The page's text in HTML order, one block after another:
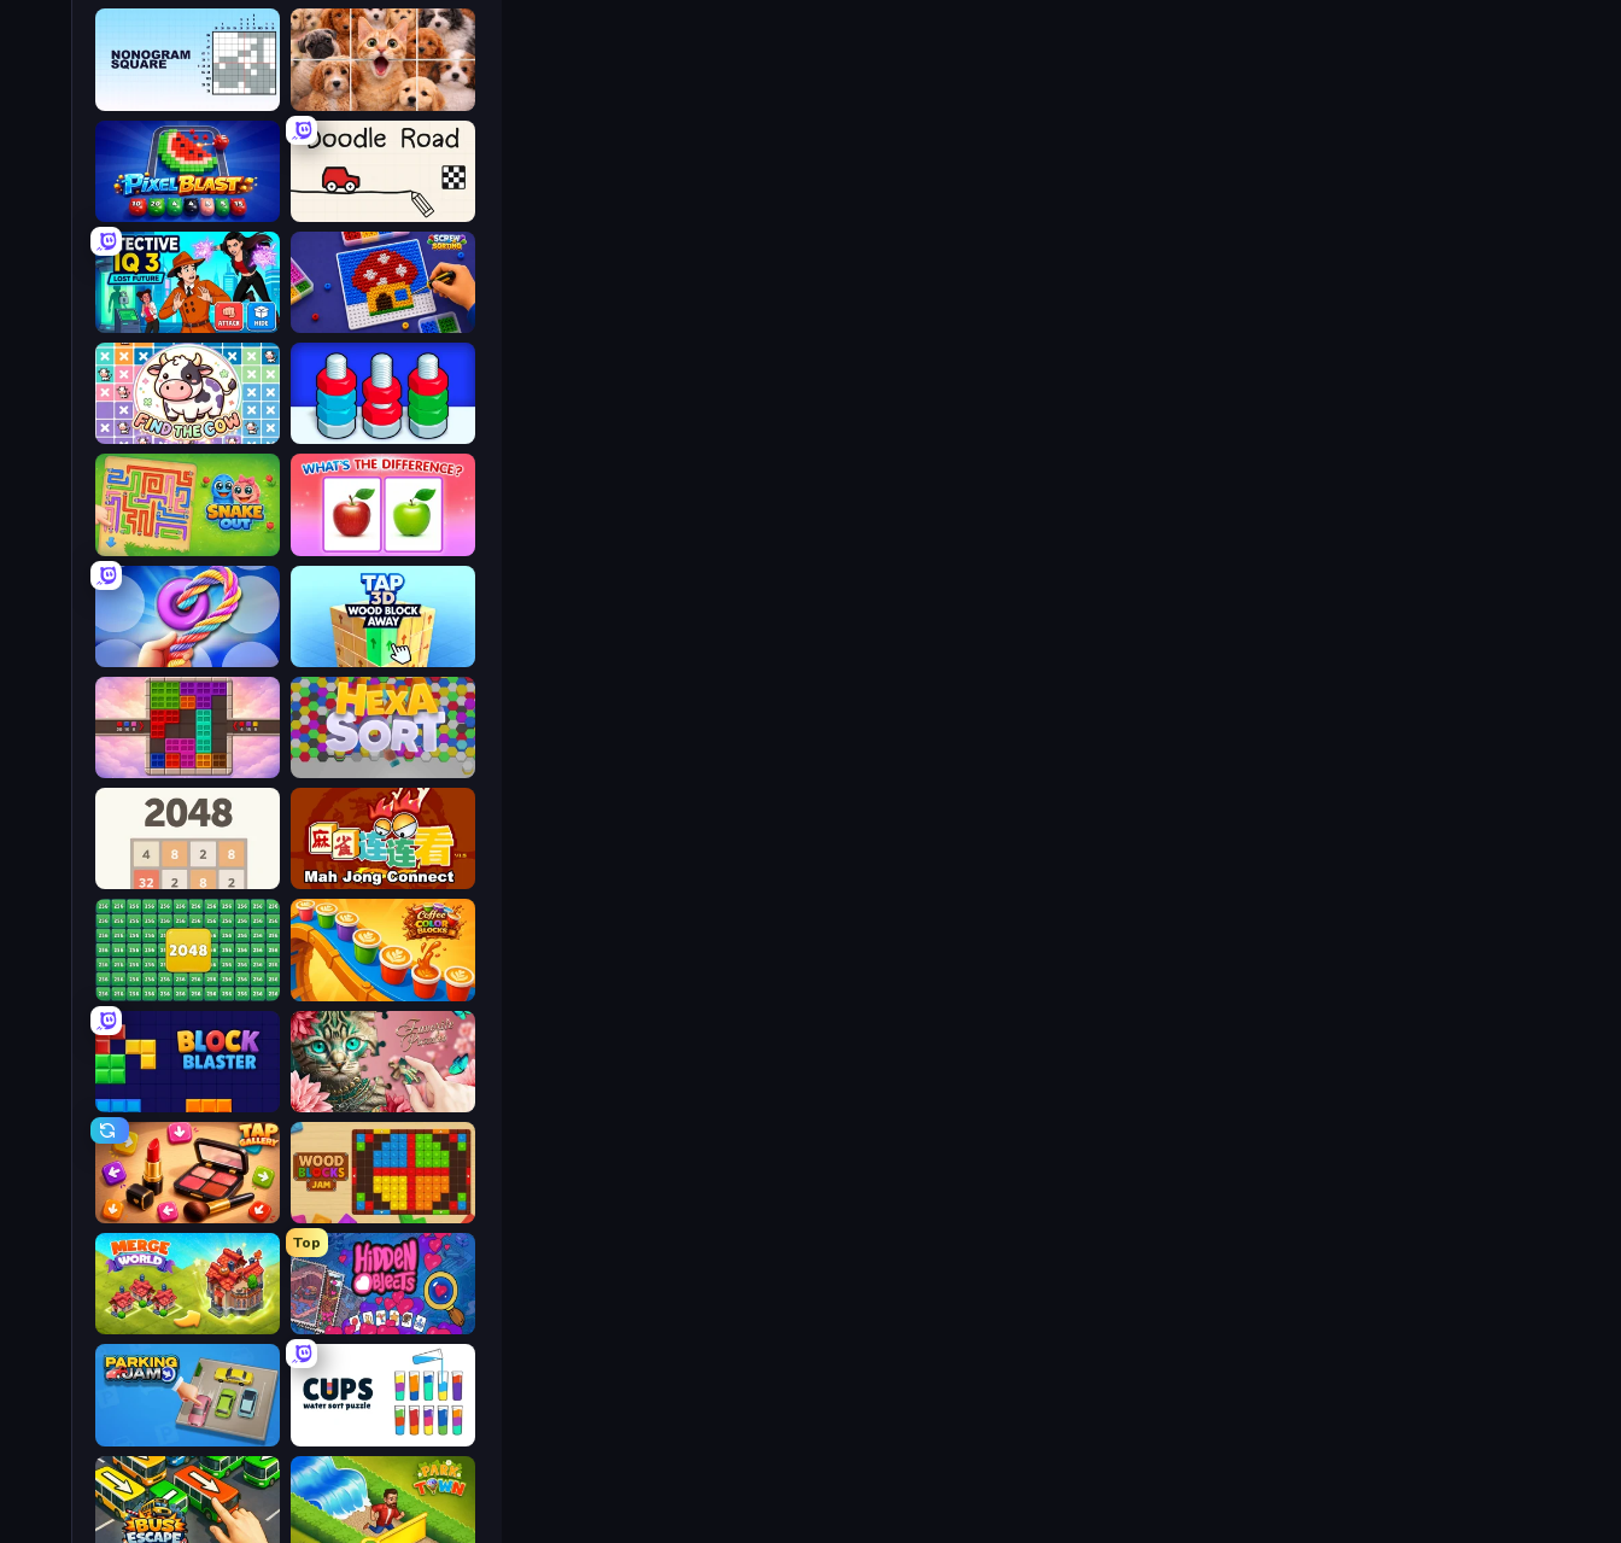
Jigpic Solitaire
Nonogram Square
Doodle Road
Pixel Blast
Screw Sorting
Detective IQ 3
Nuts Puzzle: Sort By Color
Find The Cow
What's The Difference?
Snake Out: Maze Escape
Twisted Tangle
Hexa Sort
Color Cube Puzzle
Mahjong Connect (Legacy)
2048
Coffee Color Blocks
2048 Merge Blocks
Favorite Puzzles
Block Blaster
Wood Blocks Jam
Tap Gallery
Top
Hidden Objects
Merge World
Parking Jam